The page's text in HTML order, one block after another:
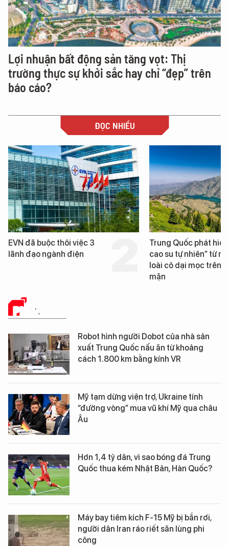
Lợi nhuận bất động sản tăng vọt: Thị
trường thực sự khởi sắc hay chỉ “đẹp” trên
báo cáo?
ĐỌC NHIỀU
EVN đã buộc thôi việc 3
lãnh đạo ngành điện
Trung Quốc phát hiện
cao su tự nhiên” từ
loài cỏ dại mọc trên
mặn
PHÂN TÍCH
Robot hình người Dobot của nhà sản
xuất Trung Quốc nấu ăn từ khoảng
cách 1.800 km bằng kính VR
Mỹ tạm dừng viện trợ, Ukraine tính
“đường vòng” mua vũ khí Mỹ qua châu
Âu
Hơn 1,4 tỷ dân, vì sao bóng đá Trung
Quốc thua kém Nhật Bản, Hàn Quốc?
Máy bay tiêm kích F-15 Mỹ bị bắn rơi,
người dân Iran ráo riết săn lùng phi
công